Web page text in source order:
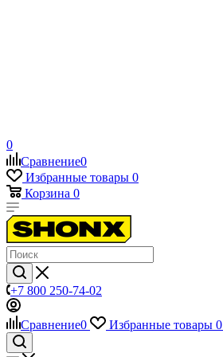
0
Сравнение0
Избранные товары 0
Корзина 0
+7 800 250-74-02
Сравнение0 Избранные товары 0